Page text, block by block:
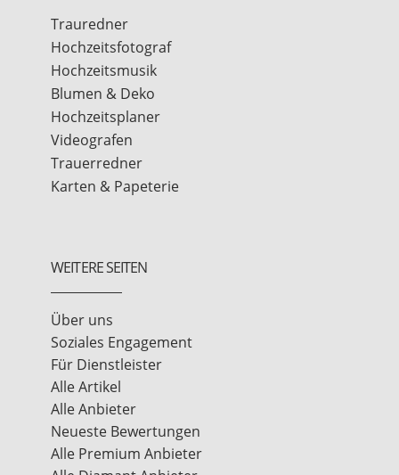
Trauredner
Hochzeitsfotograf
Hochzeitsmusik
Blumen & Deko
Hochzeitsplaner
Videografen
Trauerredner
Karten & Papeterie
WEITERE SEITEN
Über uns
Soziales Engagement
Für Dienstleister
Alle Artikel
Alle Anbieter
Neueste Bewertungen
Alle Premium Anbieter